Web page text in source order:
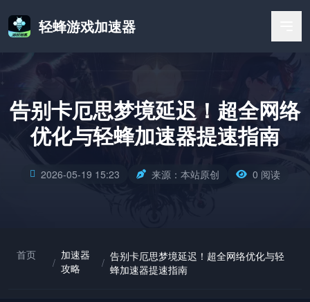
轻蜂游戏加速器
告别卡厄思梦境延迟！超全网络
优化与轻蜂加速器提速指南
2026-05-19 15:23 来源：本站原创 0 阅读
首页
/
加速器
攻略
/ 告别卡厄思梦境延迟！超全网络优化与轻
蜂加速器提速指南